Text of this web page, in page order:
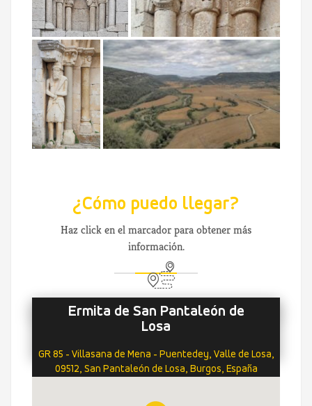
¿Cómo puedo llegar?
Haz click en el marcador para obtener más
información.
Ermita de San Pantaleón de
Losa
GR 85 - Villasana de Mena - Puentedey, Valle de Losa,
09512, San Pantaleón de Losa, Burgos, España